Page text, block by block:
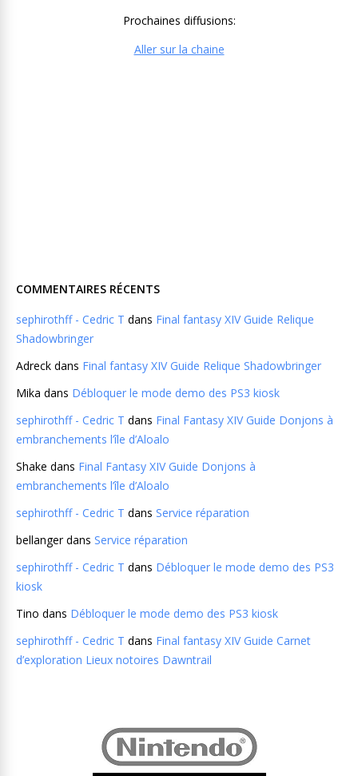
Prochaines diffusions:
Aller sur la chaine
COMMENTAIRES RÉCENTS
sephirothff - Cedric T dans Final fantasy XIV Guide Relique
Shadowbringer
Adreck dans Final fantasy XIV Guide Relique Shadowbringer
Mika dans Débloquer le mode demo des PS3 kiosk
sephirothff - Cedric T dans Final Fantasy XIV Guide Donjons à
embranchements l’île d’Aloalo
Shake dans Final Fantasy XIV Guide Donjons à
embranchements l’île d’Aloalo
sephirothff - Cedric T dans Service réparation
bellangerdans Service réparation
sephirothff - Cedric T dans Débloquer le mode demo des PS3
kiosk
Tino dans Débloquer le mode demo des PS3 kiosk
sephirothff - Cedric T dans Final fantasy XIV Guide Carnet
d’exploration Lieux notoires Dawntrail